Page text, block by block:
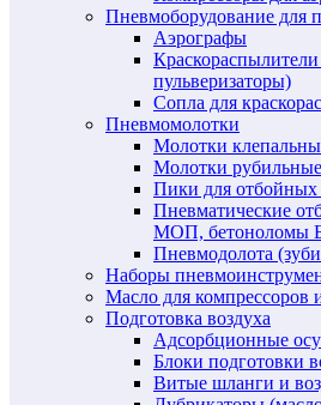
Пневмоборудование для
Аэрографы
пульверизаторы)
Сопла для
Пневмомолотки
Молотки
Молотки рубильные
Пики для отбойных
Пневматические
МОП, бетоноломы
Пневмодолота
Наборы
Масло для компрессоров
Подготовка воздуха
Адсорбционные
Блоки подготовки
Витые шланги и